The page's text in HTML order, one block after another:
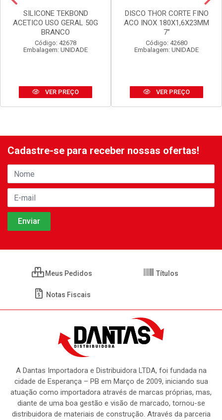
SILICONE TEKBOND
ACETICO USO GERAL 50G
BRANCO
Código: 42678
Embalagem: UNIDADE
VER PREÇO
DISCO THOR CORTE FINO
ACO INOX 180X1,6X23MM
7”
Código: 42680
Embalagem: UNIDADE
VER PREÇO
Cadastre-se para receber nossas ofertas!
Meus Pedidos Títulos
Notas Fiscais
A Dantas Importadora e Distribuidora LTDA, foi fundada na
cidade de Esperança – PB em Março de 2009, iniciando sua
atuação como importadora através de marcas próprias, mas,
diante de uma boa gestão e visão de marcado, tornou-se
distribuidora de materiais de construção. Através da parceria